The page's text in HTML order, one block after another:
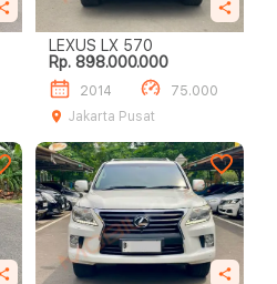
LEXUS LX 570
Rp. 898.000.000
2014
75.000
Jakarta Pusat